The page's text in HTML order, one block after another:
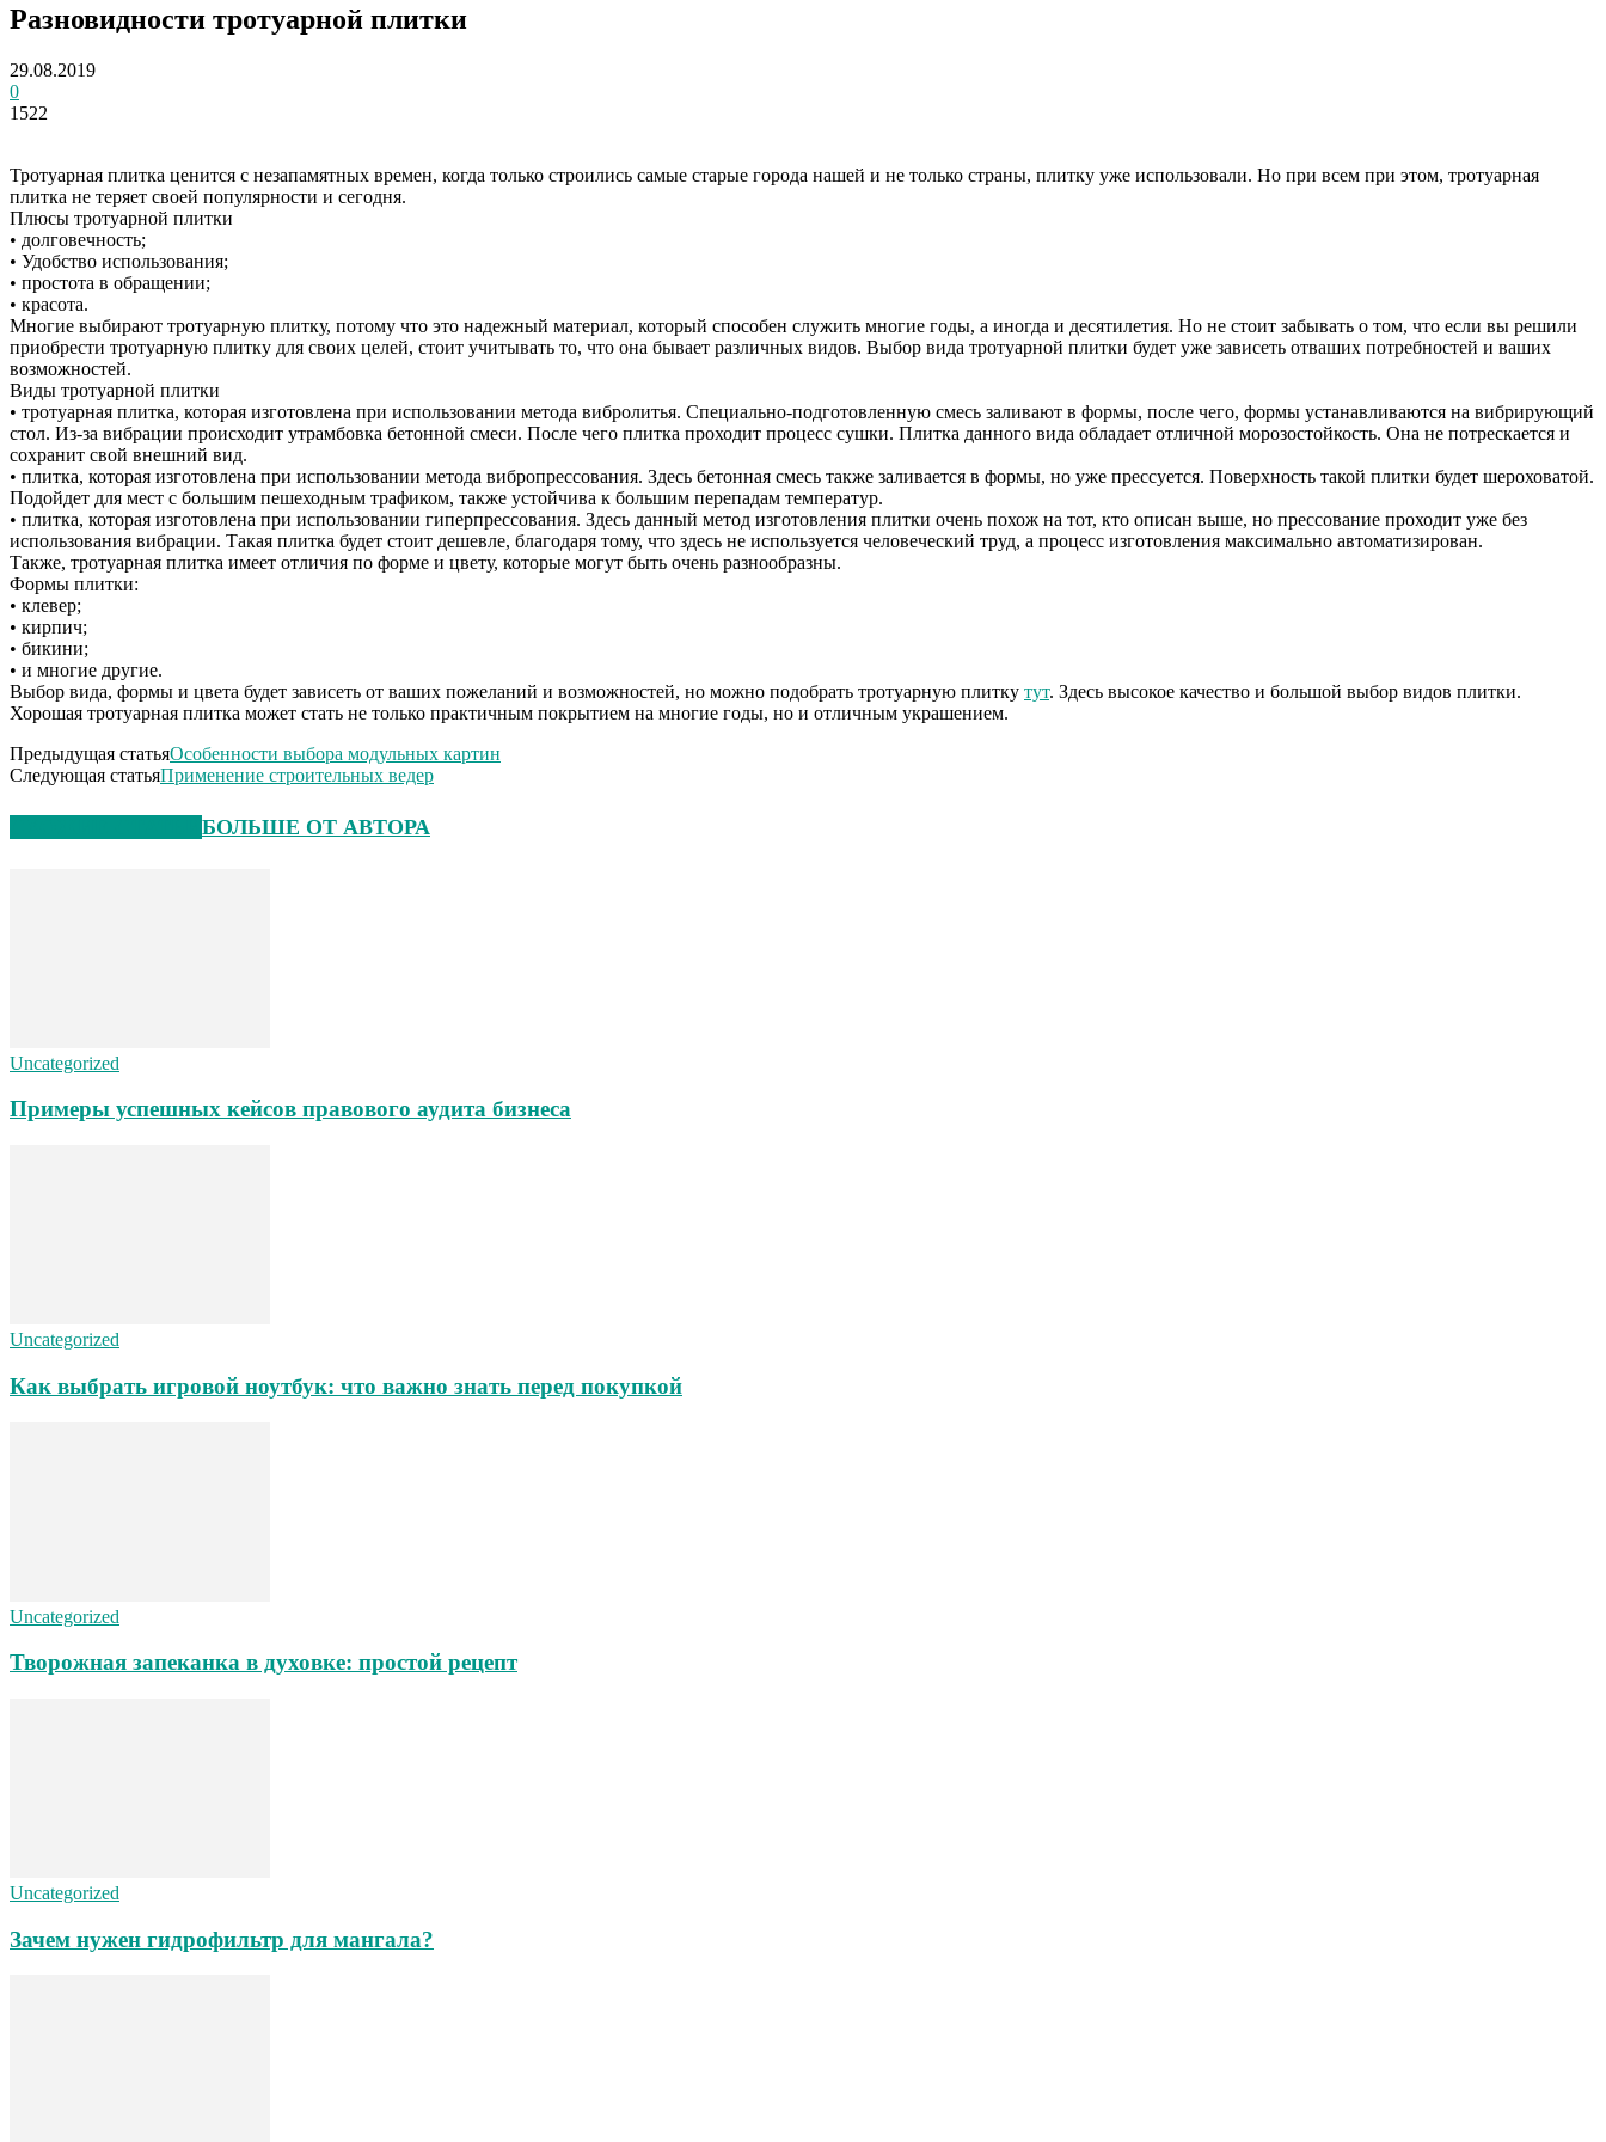
Разновидности тротуарной плитки
29.08.2019
0
1522
Тротуарная плитка ценится с незапамятных времен, когда только строились самые старые города нашей и не только страны, плитку уже использовали. Но при всем при этом, тротуарная
плитка не теряет своей популярности и сегодня.
Плюсы тротуарной плитки
• долговечность;
• Удобство использования;
• простота в обращении;
• красота.
Многие выбирают тротуарную плитку, потому что это надежный материал, который способен служить многие годы, а иногда и десятилетия. Но не стоит забывать о том, что если вы решили
приобрести тротуарную плитку для своих целей, стоит учитывать то, что она бывает различных видов. Выбор вида тротуарной плитки будет уже зависеть отваших потребностей и ваших
возможностей.
Виды тротуарной плитки
• тротуарная плитка, которая изготовлена при использовании метода вибролитья. Специально-подготовленную смесь заливают в формы, после чего, формы устанавливаются на вибрирующий
стол. Из-за вибрации происходит утрамбовка бетонной смеси. После чего плитка проходит процесс сушки. Плитка данного вида обладает отличной морозостойкость. Она не потрескается и
сохранит свой внешний вид.
• плитка, которая изготовлена при использовании метода вибропрессования. Здесь бетонная смесь также заливается в формы, но уже прессуется. Поверхность такой плитки будет шероховатой.
Подойдет для мест с большим пешеходным трафиком, также устойчива к большим перепадам температур.
• плитка, которая изготовлена при использовании гиперпрессования. Здесь данный метод изготовления плитки очень похож на тот, кто описан выше, но прессование проходит уже без
использования вибрации. Такая плитка будет стоит дешевле, благодаря тому, что здесь не используется человеческий труд, а процесс изготовления максимально автоматизирован.
Также, тротуарная плитка имеет отличия по форме и цвету, которые могут быть очень разнообразны.
Формы плитки:
• клевер;
• кирпич;
• бикини;
• и многие другие.
Выбор вида, формы и цвета будет зависеть от ваших пожеланий и возможностей, но можно подобрать тротуарную плитку тут. Здесь высокое качество и большой выбор видов плитки.
Хорошая тротуарная плитка может стать не только практичным покрытием на многие годы, но и отличным украшением.
Предыдущая статьяОсобенности выбора модульных картин
Следующая статьяПрименение строительных ведер
БОЛЬШЕ ОТ АВТОРА
Uncategorized
Примеры успешных кейсов правового аудита бизнеса
Uncategorized
Как выбрать игровой ноутбук: что важно знать перед покупкой
Uncategorized
Творожная запеканка в духовке: простой рецепт
Uncategorized
Зачем нужен гидрофильтр для мангала?